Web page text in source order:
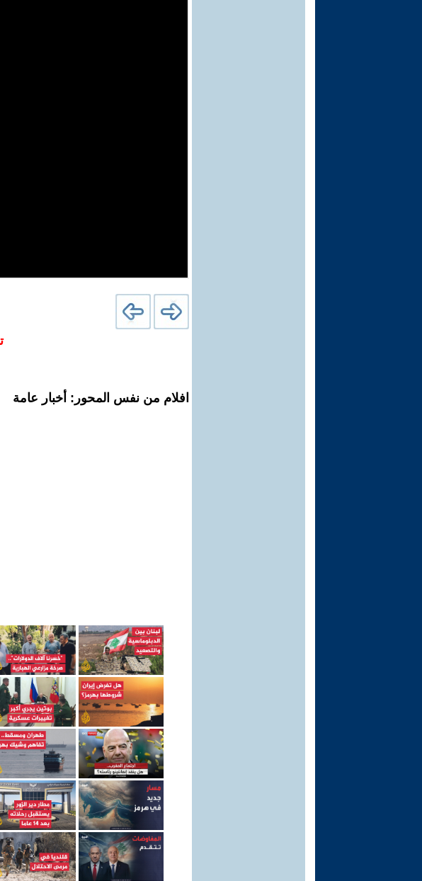
افلام من نفس المحور: أخبار عامة